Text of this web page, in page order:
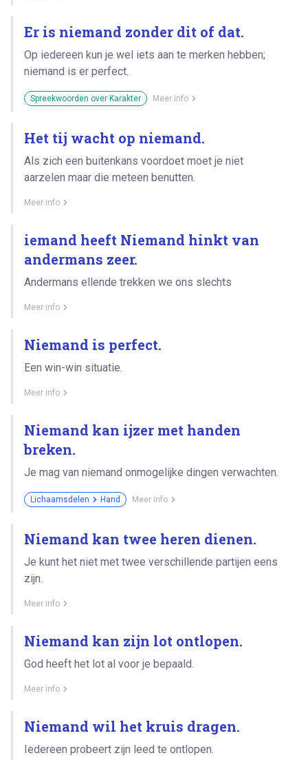
Er is niemand zonder dit of dat.
Op iedereen kun je wel iets aan te merken hebben;
niemand is er perfect.
Spreekwoorden over Karakter Meer info
Het tij wacht op niemand.
Als zich een buitenkans voordoet moet je niet
aarzelen maar die meteen benutten.
Meer info
iemand heeft Niemand hinkt van
andermans zeer.
Andermans ellende trekken we ons slechts
Meer info
Niemand is perfect.
Een win-win situatie.
Meer info
Niemand kan ijzer met handen
breken.
Je mag van niemand onmogelijke dingen verwachten.
Lichaamsdelen Hand Meer info
Niemand kan twee heren dienen.
Je kunt het niet met twee verschillende partijen eens
zijn.
Meer info
Niemand kan zijn lot ontlopen.
God heeft het lot al voor je bepaald.
Meer info
Niemand wil het kruis dragen.
Iedereen probeert zijn leed te ontlopen.